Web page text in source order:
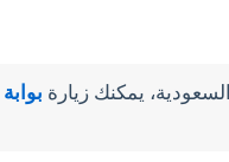
يمكنك زيارة بوابة